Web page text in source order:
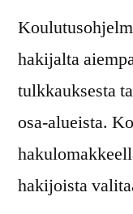
hakijalta
tulkkauksesta
osa-alueista.
hakijoista